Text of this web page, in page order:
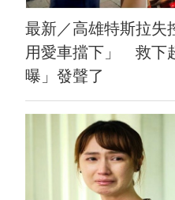
最新／高雄特斯拉失
用愛車擋下」 救下
曝」發聲了